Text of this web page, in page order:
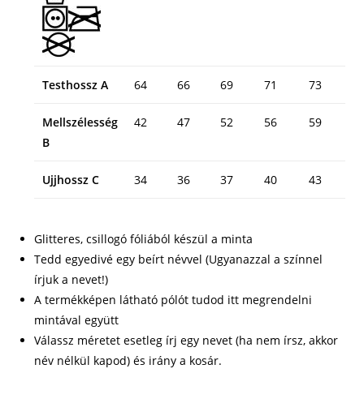
Testhossz A 64 66 69 71 73
Mellszélesség
B
42 47 52 56 59
Ujjhossz C 34 36 37 40 43
Glitteres, csillogó fóliából készül a minta
Tedd egyedivé egy beírt névvel (Ugyanazzal a színnel
írjuk a nevet!)
A termékképen látható pólót tudod itt megrendelni
mintával együtt
Válassz méretet esetleg írj egy nevet (ha nem írsz, akkor
név nélkül kapod) és irány a kosár.